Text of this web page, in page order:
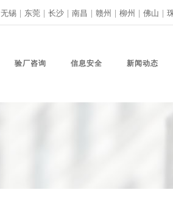
无锡 | 东莞 | 长沙 | 南昌 | 赣州 | 柳州 | 佛山 |
验厂咨询 信息安全 新闻动态